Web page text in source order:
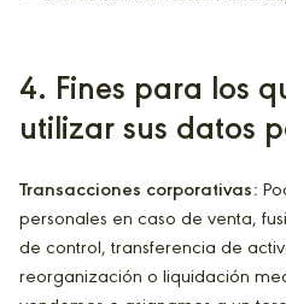
4. Fines para los
utilizar sus datos
Transacciones corporativas:
personales en caso de venta,
de control, transferencia de
reorganización o liquidación